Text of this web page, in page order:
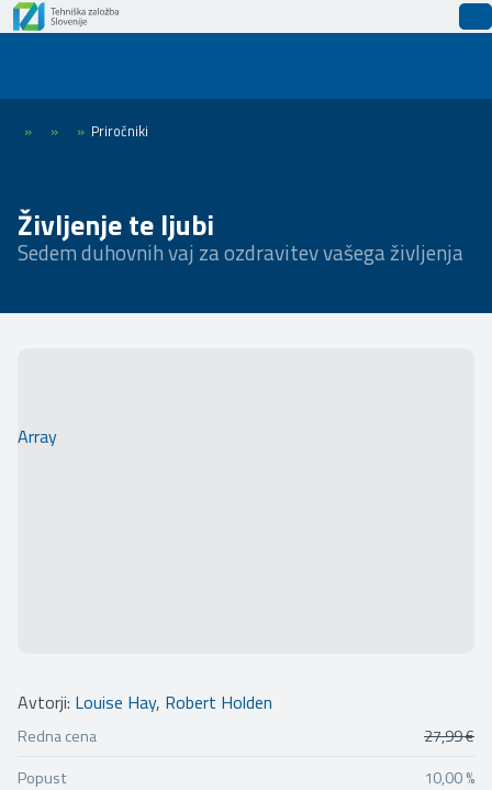
» » » Priročniki
Življenje te ljubi
Sedem duhovnih vaj za ozdravitev vašega življenja
Array
Avtorji: Louise Hay, Robert Holden
Redna cena
27,99 €
Popust
10,00 %